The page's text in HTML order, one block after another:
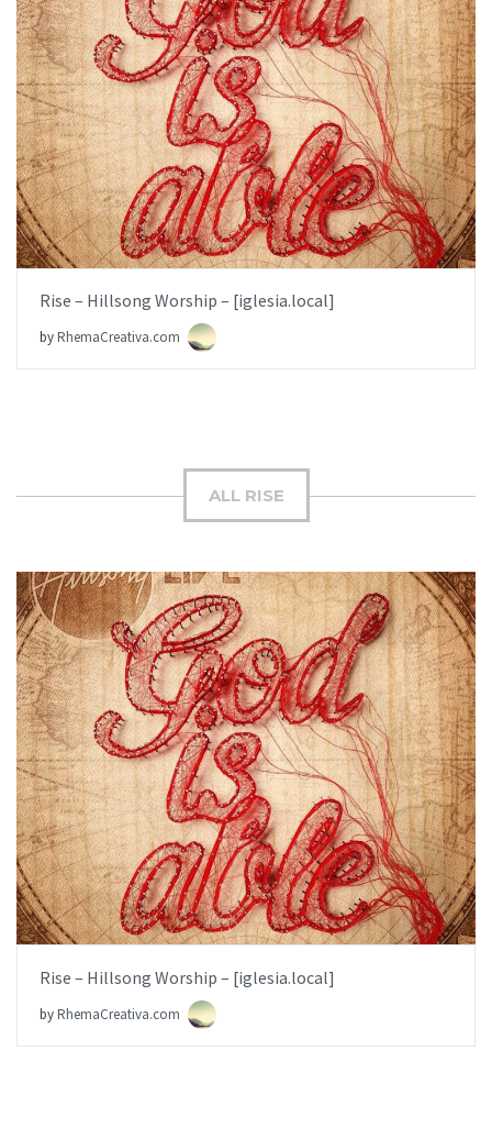
AÑADIR AL PEDIDO
ITEM PRICE:$6.99
Rise – Hillsong Worship – [iglesia.local]
byRhemaCreativa.com
ALL RISE
AÑADIR AL PEDIDO
ITEM PRICE:$6.99
Rise – Hillsong Worship – [iglesia.local]
byRhemaCreativa.com